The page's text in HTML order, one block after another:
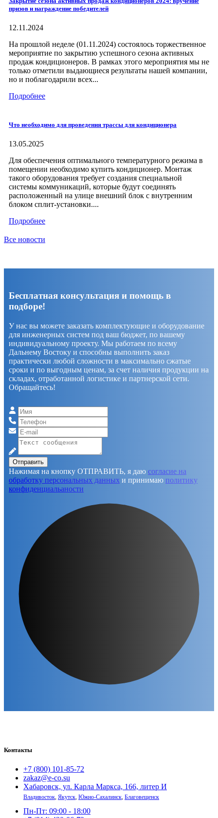
призов и награждение победителей
12.11.2024
На прошлой неделе (01.11.2024) состоялось торжественное
мероприятие по закрытию успешного сезона активных
продаж кондиционеров. В рамках этого мероприятия мы не
только отметили выдающиеся результаты нашей компании,
но и поблагодарили всех...
Подробнее
Что необходимо для проведения трассы для кондиционера
13.05.2025
Для обеспечения оптимального температурного режима в
помещении необходимо купить кондиционер. Монтаж
такого оборудования требует создания специальной
системы коммуникаций, которые будут соединять
расположенный на улице внешний блок с внутренним
блоком сплит-установки....
Подробнее
Все новости
Бесплатная консультация и помощь в
подборе!
У нас вы можете заказать комплектующие и оборудование
для инженерных систем под ваш бюджет, по вашему
индивидуальному проекту. Мы работаем по всему
Дальнему Востоку и способны выполнить заказ
практически любой сложности в максимально сжатые
сроки и по выгодным ценам, за счет наличия продукции на
складах, отработанной логистике и партнерской сети.
Обращайтесь!
Отправить
Нажимая на кнопку ОТПРАВИТЬ, я даю согласие на
обработку персональных данных и принимаю политику
конфиденциальаности
Контакты
+7 (800) 101-85-72
zakaz@e-co.su
Хабаровск, ул. Карла Маркса, 166, литер И
Владивосток, Якутск, Южно-Сахалинск, Благовещенск
Пн-Пт: 09:00 - 18:00